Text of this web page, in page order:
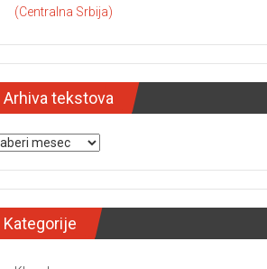
(Centralna Srbija)
Arhiva tekstova
tekstova
Kategorije